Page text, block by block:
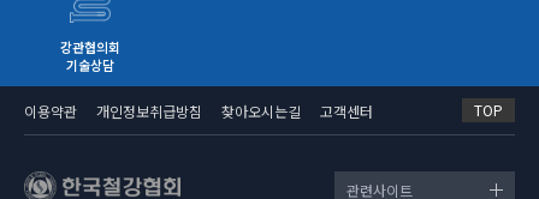
강관협의회
기술상담
이용약관 개인정보취급방침 찾아오시는길 고객센터
관련사이트
TOP